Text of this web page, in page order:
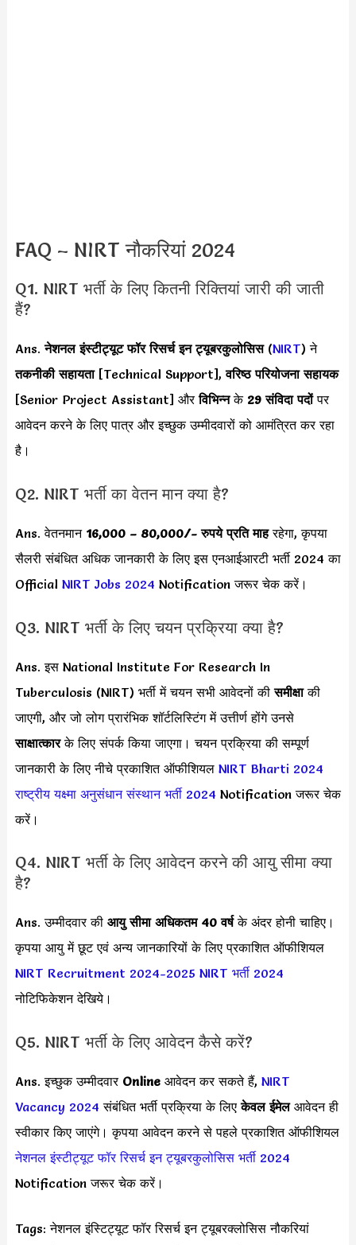
FAQ – NIRT नौकरियां 2024
Q1. NIRT भर्ती के लिए कितनी रिक्तियां जारी की जाती
हैं?
Ans.नेशनल इंस्टीट्यूट फॉर रिसर्च इन ट्यूबरकुलोसिस(NIRT) ने
तकनीकी सहायता [Technical Support],वरिष्ठ परियोजना सहायक
[Senior Project Assistant] औरविभिन्नके 29 संविदा पदोंपर
आवेदन करने के लिए पात्र और इच्छुक उम्मीदवारों को आमंत्रित कर रहा
है।
Q2. NIRT भर्ती का वेतन मान क्या है?
Ans. वेतनमान 16,000 – 80,000/- रुपये प्रति माहरहेगा, कृपया
सैलरी संबंधित अधिक जानकारी के लिए इस एनआईआरटी भर्ती 2024 का
Official NIRT Jobs 2024 Notification जरूर चेक करें।
Q3. NIRT भर्ती के लिए चयन प्रक्रिया क्या है?
Ans. इस National Institute For Research In
Tuberculosis (NIRT) भर्ती में चयन सभी आवेदनों कीसमीक्षाकी
जाएगी, और जो लोग प्रारंभिक शॉर्टलिस्टिंग में उत्तीर्ण होंगे उनसे
साक्षात्कारके लिए संपर्क किया जाएगा। चयन प्रक्रिया की सम्पूर्ण
जानकारी के लिए नीचे प्रकाशित ऑफीशियल NIRT Bharti 2024
राष्ट्रीय यक्ष्मा अनुसंधान संस्थान भर्ती 2024 Notification जरूर चेक
करें।
Q4. NIRT भर्ती के लिए आवेदन करने की आयु सीमा क्या
है?
Ans. उम्मीदवार की आयु सीमा अधिकतम 40 वर्षके अंदर होनी चाहिए।
कृपया आयु में छूट एवं अन्य जानकारियों के लिए प्रकाशित ऑफीशियल
NIRT Recruitment 2024-2025 NIRT भर्ती 2024
नोटिफिकेशन देखिये।
Q5. NIRT भर्ती के लिए आवेदन कैसे करें?
Ans. इच्छुक उम्मीदवार Online आवेदन कर सकते हैं, NIRT
Vacancy 2024 संबंधित भर्ती प्रक्रिया के लिएकेवल ईमेल आवेदन ही
स्वीकार किए जाएंगे। कृपया आवेदन करने से पहले प्रकाशित ऑफीशियल
नेशनल इंस्टीट्यूट फॉर रिसर्च इन ट्यूबरकुलोसिस भर्ती 2024
Notification जरूर चेक करें।
Tags: नेशनल इंस्टिट्यूट फॉर रिसर्च इन ट्यूबरक्लोसिस नौकरियां